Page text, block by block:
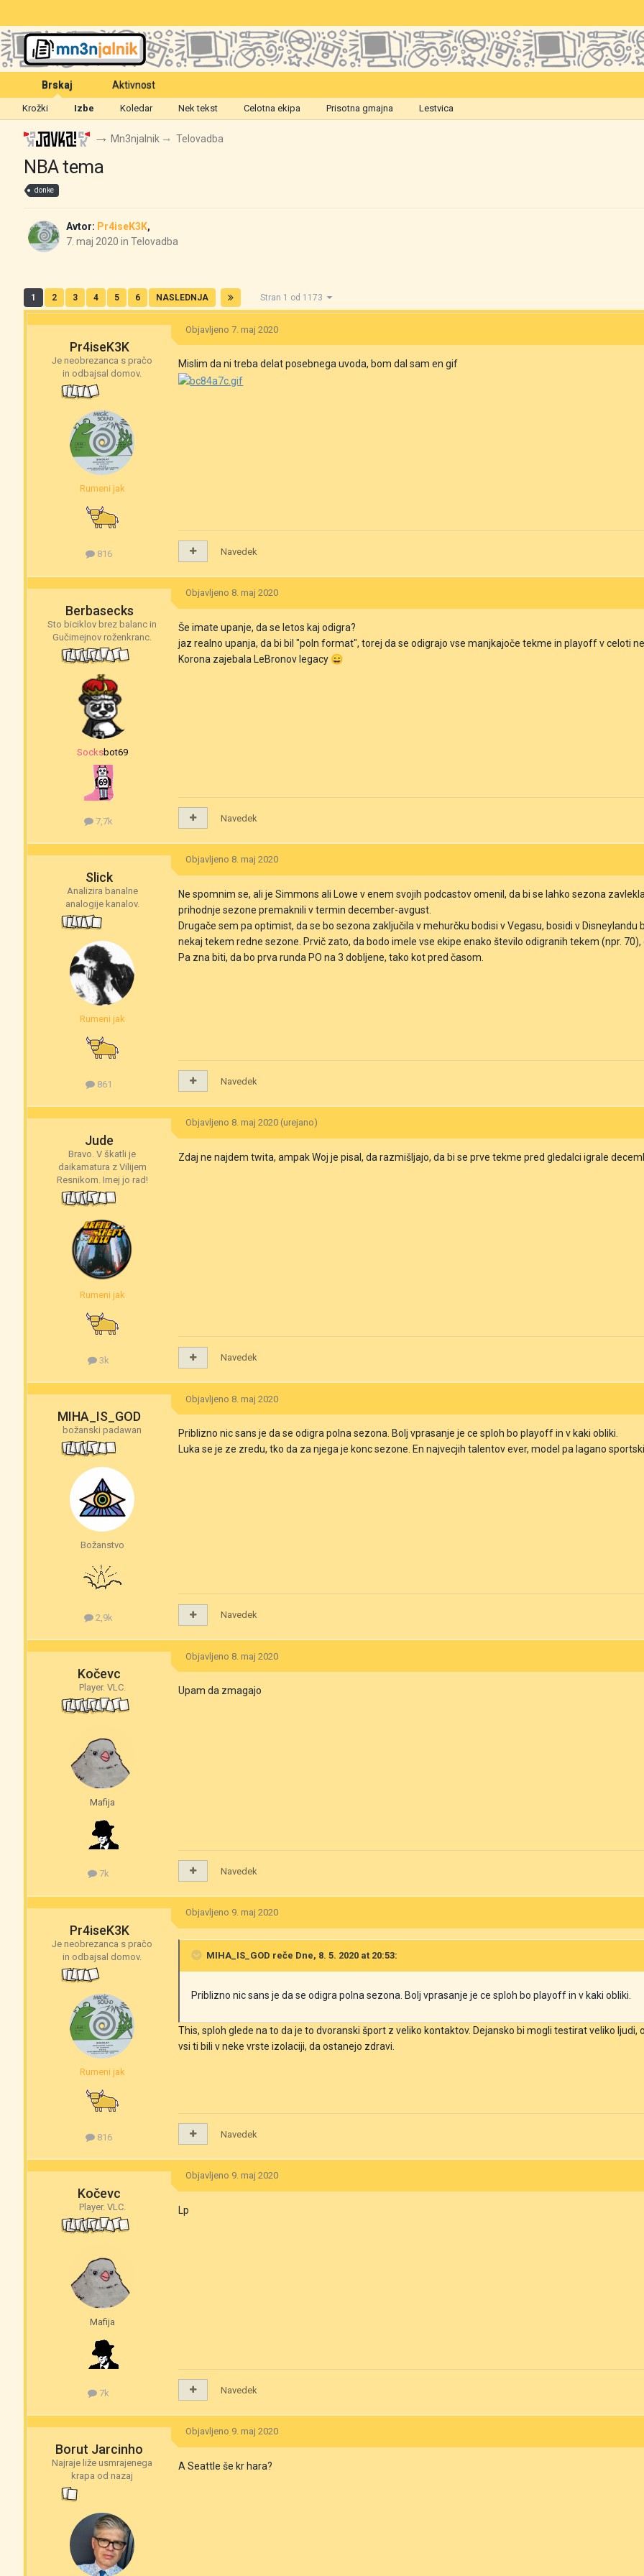
Brskaj
Krožki Izbe Koledar Nek tekst Celotna ekipa Prisotna gmajna Lestvica
Aktivnost
Mn3njalnik Telovadba
NBA tema
donke
Avtor: Pr4iseK3K,
7. maj 2020 inTelovadba
1 2 3 4 5 6 NASLEDNJA Stran 1 od 1173
Pr4iseK3K
Je neobrezanca s pračo
in odbajsal domov.
Rumeni jak
816
Objavljeno7. maj 2020
Mislim da ni treba delat posebnega uvoda, bom dal sam en gif
Navedek
Berbasecks
Sto biciklov brez balanc in
Gučimejnov roženkranc.
‎‎Socksbot69
7,7k
Objavljeno 8. maj 2020
Še imate upanje, da se letos kaj odigra?
jaz realno upanja, da bi bil "poln format", torej da se odigrajo vse manjkajoče tekme in playoff v celoti
Korona zajebala LeBronov legacy 😄
Navedek
Slick
Analizira banalne
analogije kanalov.
Rumeni jak
861
Objavljeno 8. maj 2020
Ne spomnim se, ali je Simmons ali Lowe v enem svojih podcastov omenil, da bi se lahko sezona
prihodnje sezone premaknili v termin december-avgust.
Drugače sem pa optimist, da se bo sezona zaključila v mehurčku bodisi v Vegasu, bosidi v
nekaj tekem redne sezone. Prvič zato, da bodo imele vse ekipe enako število odigranih tekem (npr.
Pa zna biti, da bo prva runda PO na 3 dobljene, tako kot pred časom.
Navedek
Jude
Bravo. V škatli je
daikamatura z Vilijem
Resnikom. Imej jo rad!
Rumeni jak
3k
Objavljeno 8. maj 2020 (urejano)
Zdaj ne najdem twita, ampak Woj je pisal, da razmišljajo, da bi se prve tekme pred gledalci igrale
Navedek
MIHA_IS_GOD
božanski padawan
Božanstvo
2,9k
Objavljeno 8. maj 2020
Priblizno nic sans je da se odigra polna sezona. Bolj vprasanje je ce sploh bo playoff in v kaki obliki.
Luka se je ze zredu, tko da za njega je konc sezone. En najvecjih talentov ever, model pa lagano
Navedek
Kočevc
Player. VLC.
Mafija
7k
Objavljeno 8. maj 2020
Upam da zmagajo
Navedek
Pr4iseK3K
Je neobrezanca s pračo
in odbajsal domov.
Rumeni jak
816
Objavljeno 9. maj 2020
MIHA_IS_GOD reče Dne, 8. 5. 2020 at 20:53:
Priblizno nic sans je da se odigra polna sezona. Bolj vprasanje je ce sploh bo playoff in v kaki obliki.
This, sploh glede na to da je to dvoranski šport z veliko kontaktov. Dejansko bi mogli testirat veliko ljudi,
vsi ti bili v neke vrste izolaciji, da ostanejo zdravi.
Navedek
Kočevc
Player. VLC.
Mafija
7k
Objavljeno 9. maj 2020
Lp
Navedek
Borut Jarcinho
Najraje liže usmrajenega
krapa od nazaj
Objavljeno 9. maj 2020
A Seattle še kr hara?